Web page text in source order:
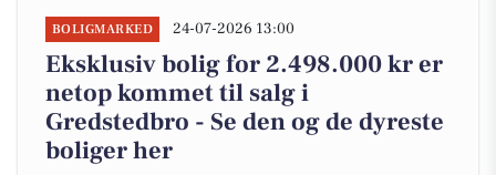
BOLIGMARKED 24-07-2026 13:00
Eksklusiv bolig for 2.498.000 kr er
netop kommet til salg i
Gredstedbro - Se den og de dyreste
boliger her